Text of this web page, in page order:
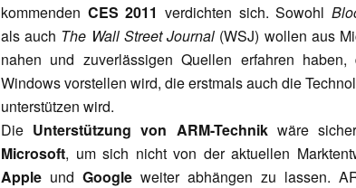
kommenden CES 2011 verdichten sich. Sowohl
als auch The Wall Street Journal (WSJ) wollen aus
nahen und zuverlässigen Quellen erfahren
Windows vorstellen wird, die erstmals auch die
unterstützen wird.
Die Unterstützung von ARM-Technikwäre
Microsoft, um sich nicht von der aktuellen
Apple und Google weiter abhängen zu lassen.